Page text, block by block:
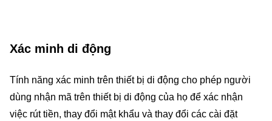
Xác minh di động
Tính năng xác minh trên thiết bị di động cho phép người
dùng nhận mã trên thiết bị di động của họ để xác nhận
việc rút tiền, thay đổi mật khẩu và thay đổi các cài đặt